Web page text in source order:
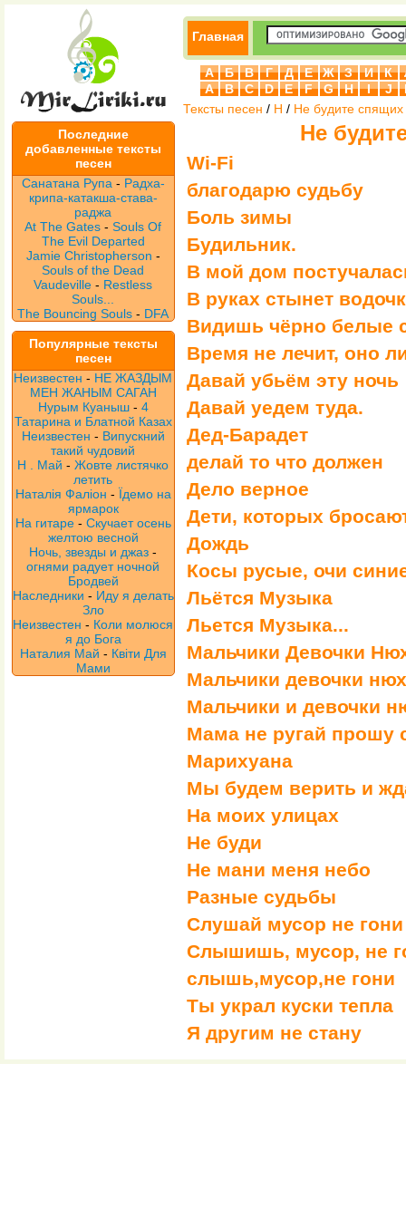
Последние
добавленные тексты
песен
Санатана Рупа - Радха-
крипа-катакша-става-
раджа
At The Gates -Souls Of
The Evil Departed
Jamie Christopherson -
Souls of the Dead
Vaudeville- Restless
Souls...
The Bouncing Souls - DFA
Популярные тексты
песен
Неизвестен - НЕ ЖАЗДЫМ
МЕН ЖАНЫМ САГАН
Нурым Куаныш - 4
Татарина и Блатной Казах
Неизвестен - Випускний
такий чудовий
Н . Май -Жовте листячко
летить
Наталія Фаліон - Їдемо на
ярмарок
На гитаре - Скучает осень
желтою весной
Ночь, звезды и джаз -
огнями радует ночной
Бродвей
Наследники - Иду я делать
Зло
Неизвестен - Коли молюся
я до Бога
Наталия Май - Квіти Для
Мами
Главная
А Б В Г Д Е Ж З И К
A
B C D E F G H I J
Тексты песен / Н / Не будите спящих
Не
Wi-Fi
благодарю судьбу
Боль зимы
Будильник.
В мой дом
В руках стынет
Видишь чёрно белые
Время не лечит, оно
Давай убьём эту ночь
Давай уедем туда.
Дед-Барадет
делай то что должен
Дело верное
Дети, которых
Дождь
Косы русые, очи
Льётся Музыка
Льется Музыка...
Мальчики Девочки
Мальчики девочки
Мальчики и девочки
Мама не ругай прошу
Марихуана
Мы будем верить и
На моих улицах
Не буди
Не мани меня небо
Разные судьбы
Слушай мусор не гони
Слышишь, мусор, не
слышь,мусор,не гони
Ты украл куски тепла
Я другим не стану